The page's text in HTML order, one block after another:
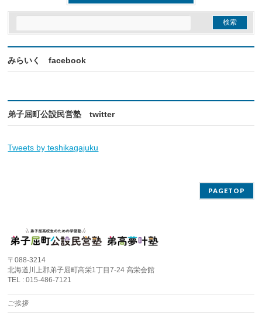
みらいく facebook
弟子屈町公設民営塾 twitter
Tweets by teshikagajuku
PAGETOP
〒088-3214
北海道川上郡弟子屈町高栄1丁目7-24 高栄会館
TEL : 015-486-7121
ご挨拶